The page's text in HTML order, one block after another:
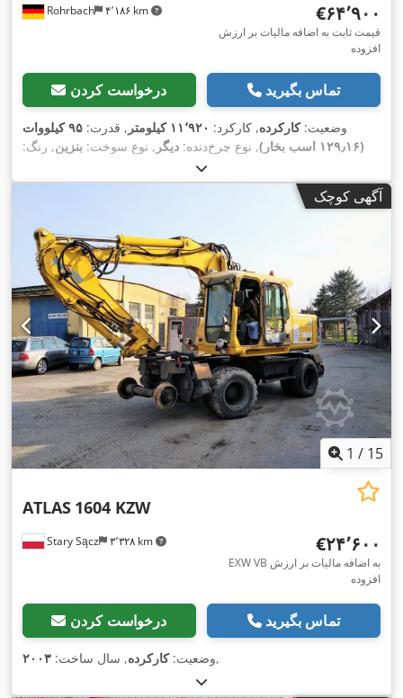
Rohrbach ۴٬۱۸۶ km ‎€۶۴٬۹۰۰
قیمت ثابت به اضافه مالیات بر ارزش
افزوده
درخواست کردن تماس بگیرید
وضعیت:کارکرده, کارکرد: ۱۱٬۹۲۰ کیلومتر , قدرت:
۹۵ کیلووات
(۱۲۹٫۱۶ اسب بخار)
, نوع چرخ‌دنده: دیگر , نوع سوخت: بنزین, رنگ:
, وزن خالی:
وزن بار:۱٬۱۸۴ کیلوگرم , تعداد صندلی‌ها:۱, ثبت‌نام اولیه:۰۲/۲۰۱۳,
کلاس انتشار:
, تجهیزات:اتصال یدک‌کش, بخاری
پارکینگ, تهویه مطبوع,
آگهی کوچک
1 / 15
Stary Sącz ۳٬۳۲۸ km
ATLAS 1604 KZW
‎€۲۴٬۶۰۰
EXW VB به اضافه مالیات بر ارزش
افزوده
درخواست کردن تماس بگیرید
وضعیت:کارکرده, سال ساخت: ۲۰۰۳ ,